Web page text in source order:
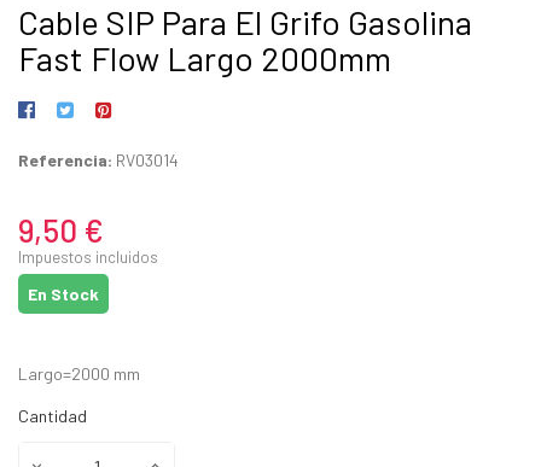
Cable SIP Para El Grifo Gasolina
Fast Flow Largo 2000mm
Referencia: RV03014
9,50 €
Impuestos incluidos
En Stock
Largo=2000 mm
Cantidad